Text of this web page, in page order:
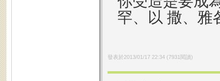
罕、以 撒、雅
發表於2013/01/17 22:34(7931 閱讀)